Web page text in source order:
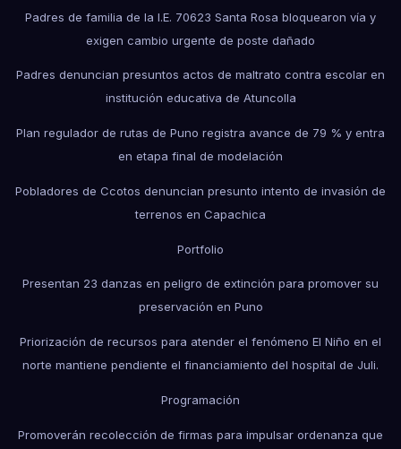
Padres de familia de la I.E. 70623 Santa Rosa bloquearon vía y
exigen cambio urgente de poste dañado
Padres denuncian presuntos actos de maltrato contra escolar en
institución educativa de Atuncolla
Plan regulador de rutas de Puno registra avance de 79 % y entra
en etapa final de modelación
Pobladores de Ccotos denuncian presunto intento de invasión de
terrenos en Capachica
Portfolio
Presentan 23 danzas en peligro de extinción para promover su
preservación en Puno
Priorización de recursos para atender el fenómeno El Niño en el
norte mantiene pendiente el financiamiento del hospital de Juli.
Programación
Promoverán recolección de firmas para impulsar ordenanza que